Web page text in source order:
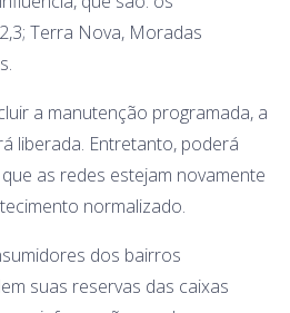
Terra Nova, Moradas
a manutenção programada, a
liberada. Entretanto, poderá
as redes estejam novamente
normalizado.
dos bairros
suas reservas das caixas